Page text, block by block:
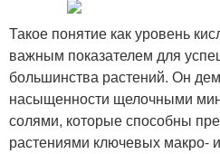
Такое понятие как уровень
важным показателем для
большинства растений. Он
насыщенности щелочными
солями, которые способны
растениями ключевых макро-